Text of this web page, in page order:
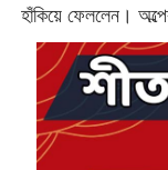
হাঁকিয়ে ফেললেন।